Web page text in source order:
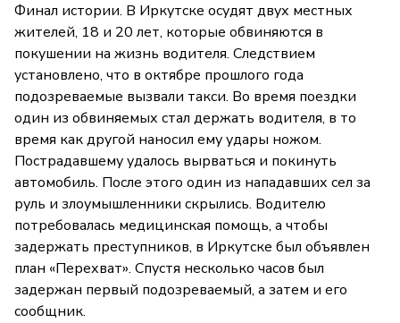
Финал истории. В Иркутске осудят двух местных
жителей, 18 и 20 лет, которые обвиняются в
покушении на жизнь водителя. Следствием
установлено, что в октябре прошлого года
подозреваемые вызвали такси. Во время поездки
один из обвиняемых стал держать водителя, в то
время как другой наносил ему удары ножом.
Пострадавшему удалось вырваться и покинуть
автомобиль. После этого один из нападавших сел за
руль и злоумышленники скрылись. Водителю
потребовалась медицинская помощь, а чтобы
задержать преступников, в Иркутске был объявлен
план «Перехват». Спустя несколько часов был
задержан первый подозреваемый, а затем и его
сообщник.